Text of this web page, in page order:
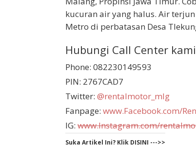
kucuran air yang halus. Air
Metro di perbatasan Desa
Hubungi Call Center
Phone: 082230149593
PIN: 2767CAD7
Twitter:@rentalmotor_mlg
Fanpage:www.Facebook.com/
IG:www.Instagram.com/
Suka Artikel Ini? Klik DISINI --->>